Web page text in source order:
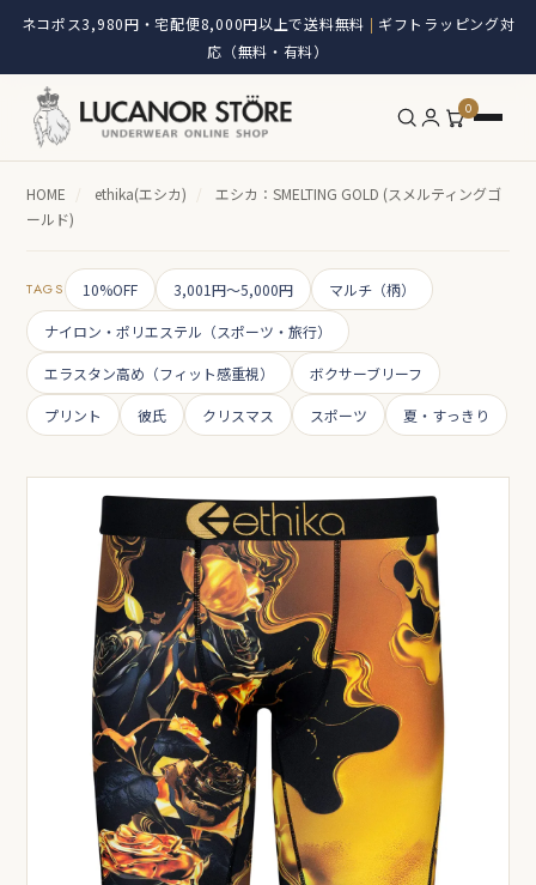
ネコポス3,980円・宅配便8,000円以上で送料無料 | ギフトラッピング対
応（無料・有料）
0
HOME / ethika(エシカ) /
エシカ：SMELTING GOLD (スメルティングゴ
ールド)
TAGS 10%OFF 3,001円～5,000円 マルチ（柄）
ナイロン・ポリエステル（スポーツ・旅行）
エラスタン高め（フィット感重視） ボクサーブリーフ
プリント 彼氏 クリスマス スポーツ 夏・すっきり